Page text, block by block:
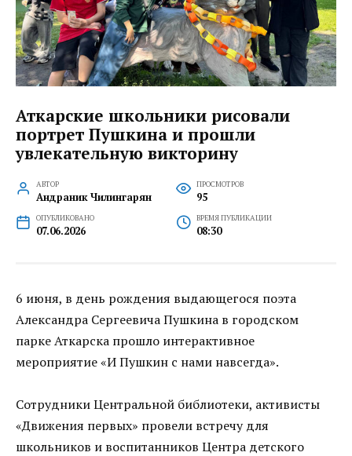
Аткарские школьники рисовали
портрет Пушкина и прошли
увлекательную викторину
АВТОР
Андраник Чилингарян
ПРОСМОТРОВ
95
ОПУБЛИКОВАНО
07.06.2026
ВРЕМЯ ПУБЛИКАЦИИ
08:30
6 июня, в день рождения выдающегося поэта
Александра Сергеевича Пушкина в городском
парке Аткарска прошло интерактивное
мероприятие «И Пушкин с нами навсегда».
Сотрудники Центральной библиотеки, активисты
«Движения первых» провели встречу для
школьников и воспитанников Центра детского